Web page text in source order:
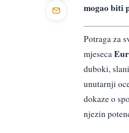
mogao biti
Potraga za
mjeseca
duboki,
unutarnji
dokaze o
njezin